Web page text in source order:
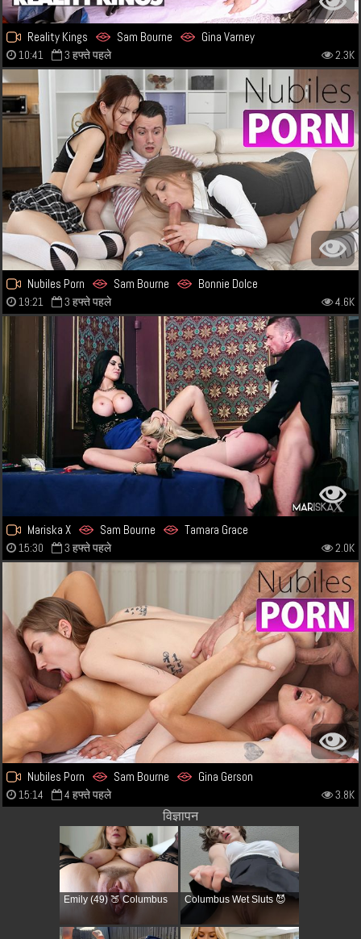
Reality Kings Sam Bourne Gina Varney
10:41 3 हफ्ते पहले 2.3K
Nubiles Porn Sam Bourne Bonnie Dolce
19:21 3 हफ्ते पहले 4.6K
Mariska X Sam Bourne Tamara Grace
15:30 3 हफ्ते पहले 2.0K
Nubiles Porn Sam Bourne Gina Gerson
15:14 4 हफ्ते पहले 3.8K
विज्ञापन
Emily (49) 🍑 Columbus Columbus Wet Sluts 😈